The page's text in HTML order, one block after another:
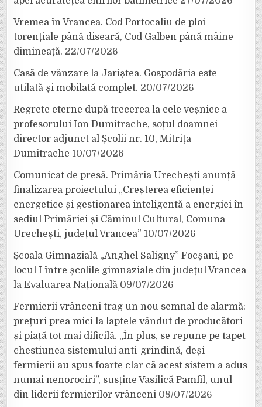
Vremea în Vrancea. Cod Portocaliu de ploi
torențiale până diseară, Cod Galben până mâine
dimineață. 22/07/2026
Casă de vânzare la Jariștea. Gospodăria este
utilată și mobilată complet. 20/07/2026
Regrete eterne după trecerea la cele veșnice a
profesorului Ion Dumitrache, soțul doamnei
director adjunct al Școlii nr. 10, Mitrița
Dumitrache 10/07/2026
Comunicat de presă. Primăria Urechești anunță
finalizarea proiectului „Creșterea eficienței
energetice și gestionarea inteligentă a energiei în
sediul Primăriei și Căminul Cultural, Comuna
Urechești, județul Vrancea” 10/07/2026
Școala Gimnazială „Anghel Saligny” Focșani, pe
locul I între școlile gimnaziale din județul Vrancea
la Evaluarea Națională 09/07/2026
Fermierii vrânceni trag un nou semnal de alarmă:
prețuri prea mici la laptele vândut de producători
și piață tot mai dificilă. „În plus, se repune pe tapet
chestiunea sistemului anti-grindină, deși
fermierii au spus foarte clar că acest sistem a adus
numai nenorociri”, susține Vasilică Pamfil, unul
din liderii fermierilor vrânceni 08/07/2026